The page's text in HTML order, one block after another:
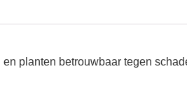
planten betrouwbaar tegen